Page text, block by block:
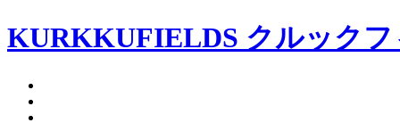
KURKKUFIELDS クルックフ